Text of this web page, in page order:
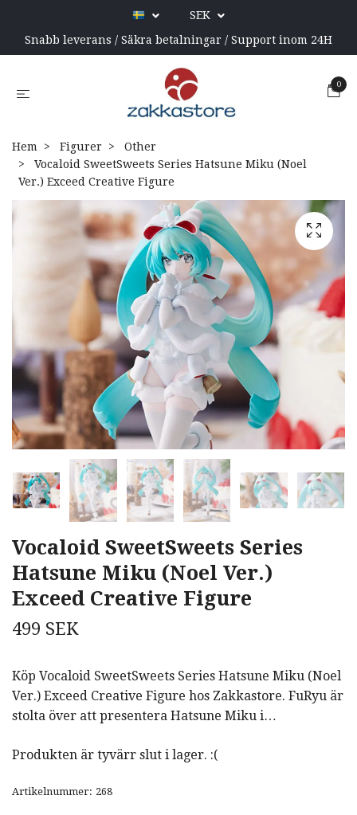
SEK
Snabb leverans / Säkra betalningar / Support inom 24H
0
Hem Figurer
Other
Vocaloid SweetSweets Series Hatsune Miku (Noel
Ver.) Exceed Creative Figure
Vocaloid SweetSweets Series
Hatsune Miku (Noel Ver.)
Exceed Creative Figure
499 SEK
Köp Vocaloid SweetSweets Series Hatsune Miku (Noel
Ver.) Exceed Creative Figure hos Zakkastore. FuRyu är
stolta över att presentera Hatsune Miku i…
Produkten är tyvärr slut i lager. :(
Artikelnummer: 268